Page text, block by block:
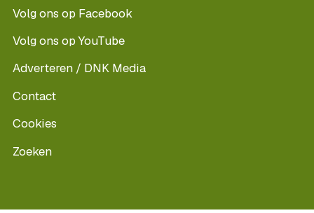
Volg ons op Facebook
Volg ons op YouTube
Adverteren / DNK Media
Contact
Cookies
Zoeken